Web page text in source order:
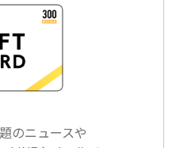
のニュースや